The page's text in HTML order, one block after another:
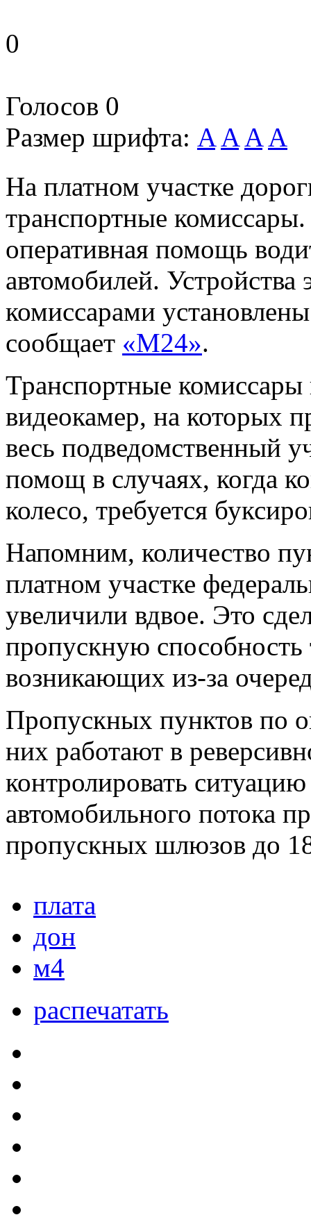
0
Голосов 0
Размер шрифта: A A A A
На платном участке
транспортные
оперативная помощь
автомобилей. Устройства
комиссарами
сообщает «М24».
Транспортные
видеокамер, на которых
весь подведомственный
помощ в случаях, когда
колесо, требуется
Напомним, количество
платном участке
увеличили вдвое. Это
пропускную способность
возникающих из-за
Пропускных пунктов по
них работают в
контролировать
автомобильного потока
пропускных шлюзов до
плата
дон
м4
распечатать